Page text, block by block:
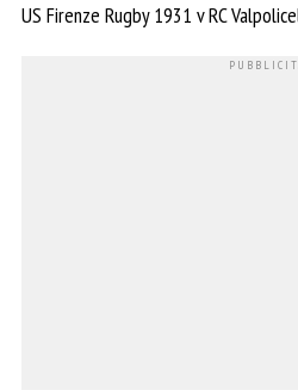
US Firenze Rugby 1931 v RC